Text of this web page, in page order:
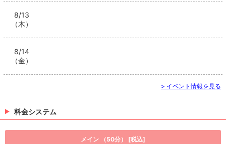
8/13
（木）
8/14
（金）
> イベント情報を見る
料金システム
メイン （50分） [税込]